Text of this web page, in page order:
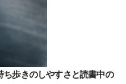
ち歩きのしやすさと読書中の